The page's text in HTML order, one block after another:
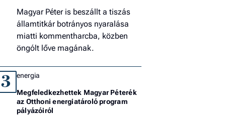
Magyar Péter is beszállt a tiszás
államtitkár botrányos nyaralása
miatti kommentharcba, közben
öngólt lőve magának.
3 energia
Megfeledkezhettek Magyar Péterék
az Otthoni energiatároló program
pályázóiról